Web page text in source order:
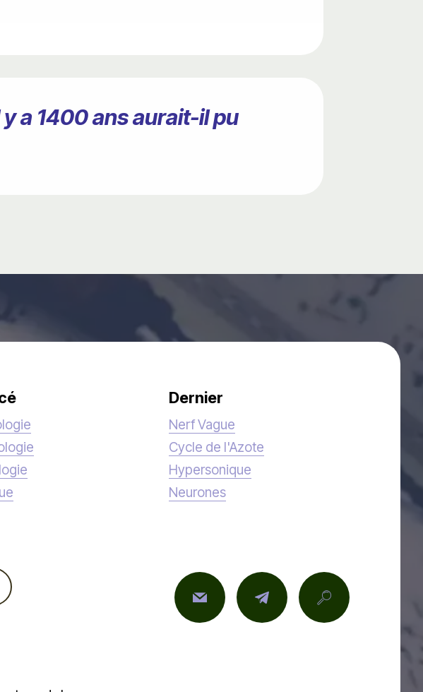
a 1400 ans aurait-il pu
Dernier
Nerf Vague
Cycle de l'Azote
Hypersonique
Neurones